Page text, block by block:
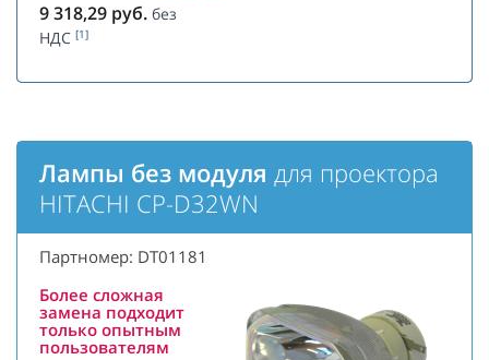
9 318,29 руб. без
НДС [1]
Лампы без модуля для проектора
HITACHI CP-D32WN
Партномер: DT01181
Более сложная
замена подходит
только опытным
пользователям